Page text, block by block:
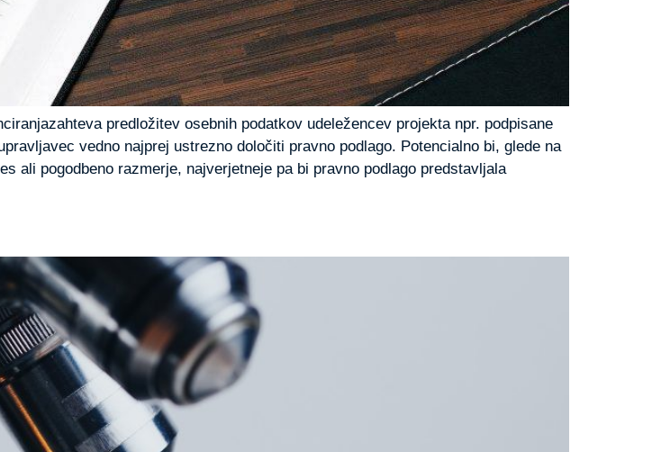
predložitev osebnih podatkov udeležencev projekta npr. podpisane
vedno najprej ustrezno določiti pravno podlago. Potencialno bi, glede na
ali pogodbeno razmerje, najverjetneje pa bi pravno podlago predstavljala